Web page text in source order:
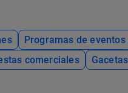
Programas de eventos
comerciales Gacetas